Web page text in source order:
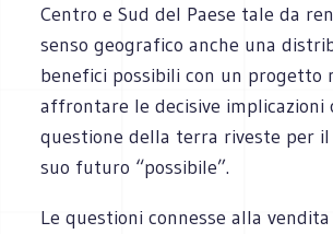
Centro e Sud del Paese tale da
senso geografico anche una
benefici possibili con un progetto
affrontare le decisive implicazioni
questione della terra riveste per il
suo futuro “possibile”.
Le questioni connesse alla